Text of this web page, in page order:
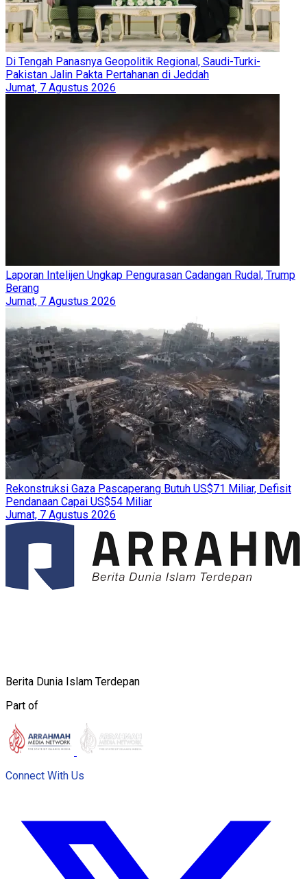
Di Tengah Panasnya Geopolitik Regional, Saudi-Turki-
Pakistan Jalin Pakta Pertahanan di Jeddah
Jumat, 7 Agustus 2026
Laporan Intelijen Ungkap Pengurasan Cadangan Rudal, Trump
Berang
Jumat, 7 Agustus 2026
Rekonstruksi Gaza Pascaperang Butuh US$71 Miliar, Defisit
Pendanaan Capai US$54 Miliar
Jumat, 7 Agustus 2026
Berita Dunia Islam Terdepan
Part of
Connect With Us